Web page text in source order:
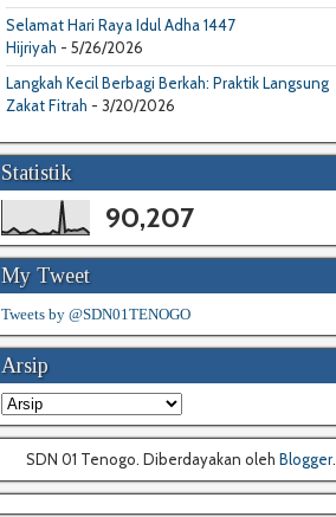
Selamat Hari Raya Idul Adha 1447
Hijriyah - 5/26/2026
Langkah Kecil Berbagi Berkah: Praktik Langsung
Zakat Fitrah - 3/20/2026
Statistik
90,207
My Tweet
Tweets by @SDN01TENOGO
Arsip
SDN 01 Tenogo. Diberdayakan oleh Blogger.